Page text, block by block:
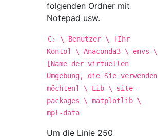
folgenden Ordner mit
Notepad usw.
C: \ Benutzer \ [Ihr
Konto] \ Anaconda3 \ envs \
[Name der virtuellen
Umgebung, die Sie verwenden
möchten] \ Lib \ site-
packages \ matplotlib \
mpl-data
Um die Linie 250